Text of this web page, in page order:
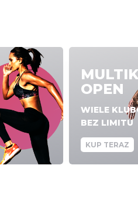
OPEN
WIELE
BEZ LIMITU
KUP TERAZ